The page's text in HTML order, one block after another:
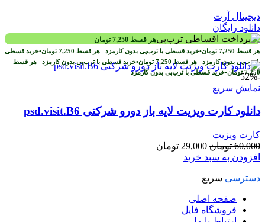
دیجیتال آرت
دانلود رایگان
هر قسط 7,250 تومان
هر قسط 7,250 تومان•خرید قسطی با ترب‌پی بدون کارمزد هر قسط 7,250 تومان•خرید قسطی
با ترب‌پی بدون کارمزد هر قسط7,250 تومان•خرید قسطی با ترب‌پی بدون کارمزد هر قسط
7,250 تومان•خرید قسطی با ترب‌پی بدون کارمزد
-52%
نمایش سریع
دانلود کارت ویزیت لایه باز دورو شرکتی psd.visit.B6
کارت ویزیت
60,000 تومان قیمت
اصلی
بود.
29,000 تومان
افزودن به سبد خرید
دسترسی سریع
صفحه اصلی
فروشگاه فایل